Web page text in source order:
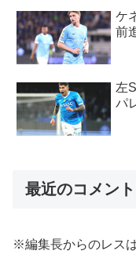
ケ
前
左
パ
最近のコメント
※編集長からのレス